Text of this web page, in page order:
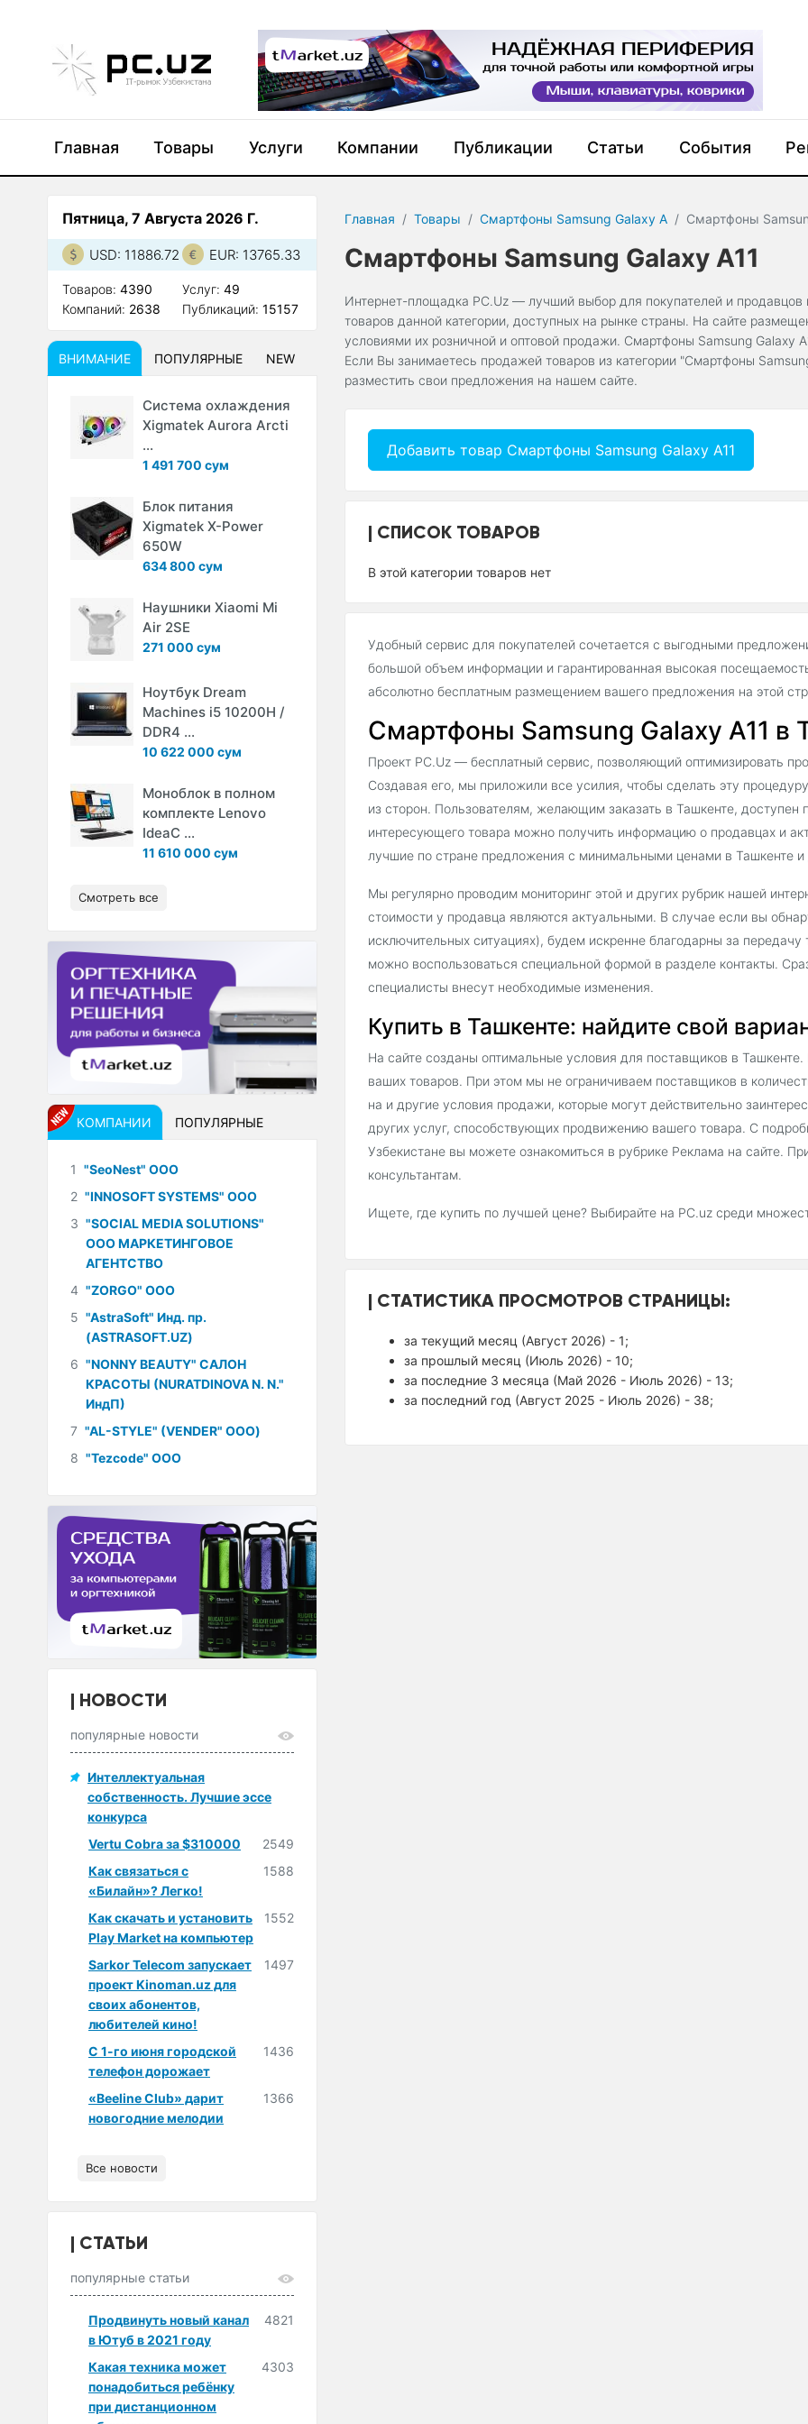
Главная Товары Услуги Компании Публикации Статьи События
Главная Товары Смартфоны Samsung Galaxy A Смартфоны
Смартфоны Samsung Galaxy A11
Интернет-площадка PC.Uz — лучший выбор для покупателей и
товаров данной категории, доступных на рынке страны. На сайте
условиями их розничной и оптовой продажи. Смартфоны Samsung Galaxy
Если Вы занимаетесь продажей товаров из категории "Смартфоны
разместить свои предложения на нашем сайте.
Добавить товар Смартфоны Samsung Galaxy A11
СПИСОК ТОВАРОВ
В этой категории товаров нет
Удобный сервис для покупателей сочетается с выгодными
большой объем информации и гарантированная высокая
абсолютно бесплатным размещением вашего предложения на этой
Смартфоны Samsung Galaxy A11 в
Проект PC.Uz — бесплатный сервис, позволяющий оптимизировать
Создавая его, мы приложили все усилия, чтобы сделать эту
из сторон. Пользователям, желающим заказать в Ташкенте,
интересующего товара можно получить информацию о продавцах и
лучшие по стране предложения с минимальными ценами в Ташкенте и
Мы регулярно проводим мониторинг этой и других рубрик нашей
стоимости у продавца являются актуальными. В случае если вы
исключительных ситуациях), будем искренне благодарны за
можно воспользоваться специальной формой в разделе контакты.
специалисты внесут необходимые изменения.
Купить в Ташкенте: найдите свой
На сайте созданы оптимальные условия для поставщиков в
ваших товаров. При этом мы не ограничиваем поставщиков в
на и другие условия продажи, которые могут действительно
других услуг, способствующих продвижению вашего товара. С
Узбекистане вы можете ознакомиться в рубрике Реклама на сайте.
консультантам.
Ищете, где купить по лучшей цене? Выбирайте на PC.uz среди
СТАТИСТИКА ПРОСМОТРОВ СТРАНИЦЫ:
за текущий месяц (Август 2026) - 1;
за прошлый месяц (Июль 2026) - 10;
за последние 3 месяца (Май 2026 - Июль 2026) - 13;
за последний год (Август 2025 - Июль 2026) - 38;
Пятница, 7 Августа 2026 Г.
USD: 11886.72 EUR: 13765.33
Товаров: 4390
Компаний: 2638
Услуг:49
Публикаций:15157
ВНИМАНИЕ ПОПУЛЯРНЫЕ NEW
Система охлаждения
Xigmatek Aurora Arcti
...
1 491 700 сум
Блок питания
Xigmatek X-Power
650W
634 800 сум
Наушники Xiaomi Mi
Air 2SE
271 000 сум
Ноутбук Dream
Machines i5 10200H /
DDR4 ...
10 622 000 сум
Моноблок в полном
комплекте Lenovo
IdeaC ...
11 610 000 сум
Смотреть все
КОМПАНИИ ПОПУЛЯРНЫЕ
1 "SeoNest" ООО
2 "INNOSOFT SYSTEMS" ООО
3 "SOCIAL MEDIA SOLUTIONS"
ООО МАРКЕТИНГОВОЕ
АГЕНТСТВО
4 "ZORGO" ООО
5 "AstraSoft" Инд. пр.
(ASTRASOFT.UZ)
6 "NONNY BEAUTY" САЛОН
КРАСОТЫ (NURATDINOVA N. N."
ИндП)
7 "AL-STYLE" (VENDER" ООО)
8 "Tezcode" ООО
НОВОСТИ
популярные новости
Интеллектуальная
собственность. Лучшие эссе
конкурса
Vertu Cobra за $310000
2549
Как связаться с
«Билайн»? Легко!
1588
Как скачать и установить
Play Market на компьютер
1552
Sarkor Telecom запускает
проект Kinoman.uz для
своих абонентов,
любителей кино!
1497
С 1-го июня городской
телефон дорожает
1436
«Beeline Club» дарит
новогодние мелодии
1366
Все новости
СТАТЬИ
популярные статьи
Продвинуть новый канал
в Ютуб в 2021 году
4821
Какая техника может
понадобиться ребёнку
при дистанционном
4303